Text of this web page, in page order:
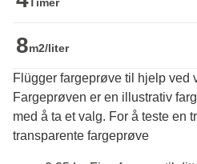
Timer
8m2/liter
Flügger fargeprøve til hjelp ved
Fargeprøven er en illustrativ
med å ta et valg. For å teste en
transparente fargeprøve